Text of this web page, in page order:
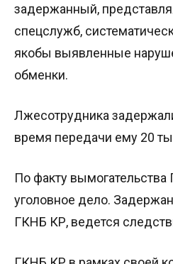
задержанный,
спецслужб,
якобы выявленные
обменки.
Лжесотрудника
время передачи ему 20
По факту
уголовное дело.
ГКНБ КР, ведется